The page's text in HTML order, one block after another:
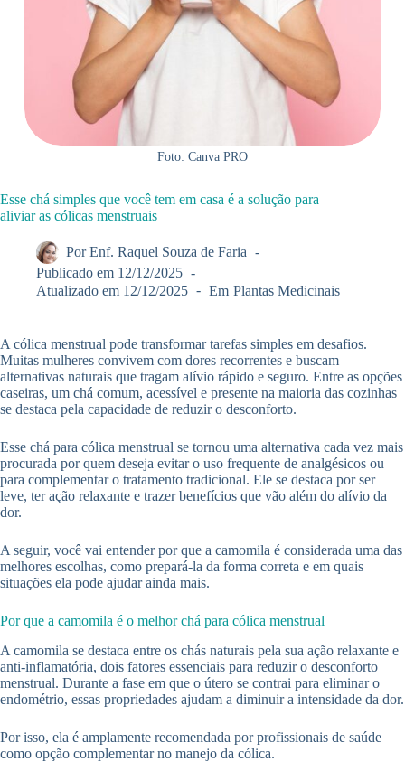
Foto: Canva PRO
Esse chá simples que você tem em casa é a solução para
aliviar as cólicas menstruais
Por Enf. Raquel Souza de Faria
Publicado em 12/12/2025
Atualizado em 12/12/2025 Em Plantas Medicinais
A cólica menstrual pode transformar tarefas simples em desafios.
Muitas mulheres convivem com dores recorrentes e buscam
alternativas naturais que tragam alívio rápido e seguro. Entre as opções
caseiras, um chá comum, acessível e presente na maioria das cozinhas
se destaca pela capacidade de reduzir o desconforto.
Esse chá para cólica menstrual se tornou uma alternativa cada vez mais
procurada por quem deseja evitar o uso frequente de analgésicos ou
para complementar o tratamento tradicional. Ele se destaca por ser
leve, ter ação relaxante e trazer benefícios que vão além do alívio da
dor.
A seguir, você vai entender por que a camomila é considerada uma das
melhores escolhas, como prepará-la da forma correta e em quais
situações ela pode ajudar ainda mais.
Por que a camomila é o melhor chá para cólica menstrual
A camomila se destaca entre os chás naturais pela sua ação relaxante e
anti-inflamatória, dois fatores essenciais para reduzir o desconforto
menstrual. Durante a fase em que o útero se contrai para eliminar o
endométrio, essas propriedades ajudam a diminuir a intensidade da dor.
Por isso, ela é amplamente recomendada por profissionais de saúde
como opção complementar no manejo da cólica.